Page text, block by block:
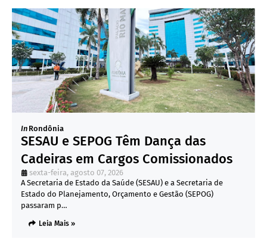
In Rondônia
SESAU e SEPOG Têm Dança das
Cadeiras em Cargos Comissionados
sexta-feira, agosto 07, 2026
A Secretaria de Estado da Saúde (SESAU) e a Secretaria de
Estado do Planejamento, Orçamento e Gestão (SEPOG)
passaram p…
Leia Mais »